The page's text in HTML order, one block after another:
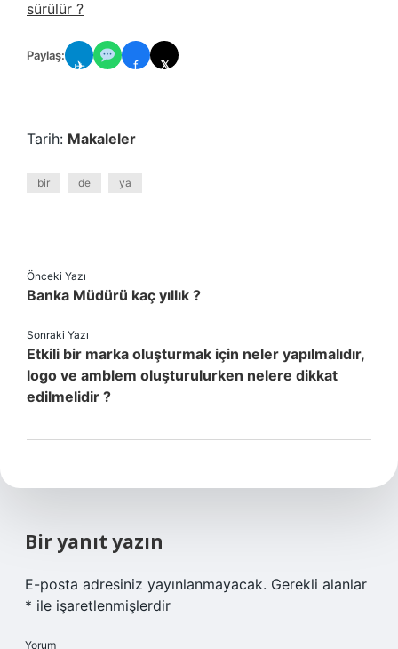
sürülür ?
Paylaş:
✈ f 𝕏
Tarih: Makaleler
bir de ya
Önceki Yazı
Banka Müdürü kaç yıllık ?
Sonraki Yazı
Etkili bir marka oluşturmak için neler yapılmalıdır,
logo ve amblem oluşturulurken nelere dikkat
edilmelidir ?
Bir yanıt yazın
E-posta adresiniz yayınlanmayacak. Gerekli alanlar
* ile işaretlenmişlerdir
Yorum